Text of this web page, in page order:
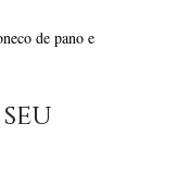
de pano e